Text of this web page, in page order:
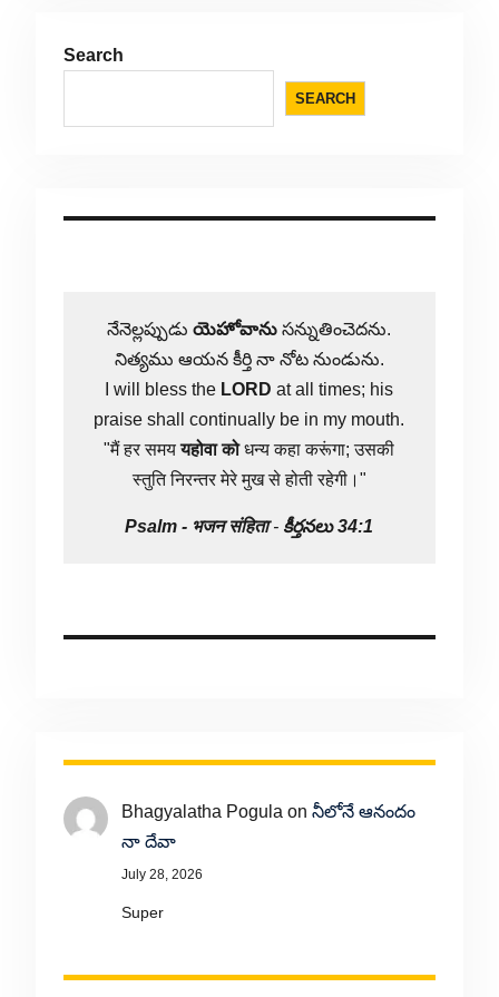
Search
SEARCH
నేనెల్లప్పుడుయెహోవాను సన్నుతించెదను.
నిత్యము ఆయన కీర్తి నా నోట నుండును.
I will bless the LORD at all times; his
praise shall continually be in my mouth.
"मैं हर समययहोवा कोधन्य कहा करूंगा; उसकी
स्तुति निरन्तर मेरे मुख से होती रहेगी।"
Psalm - भजन संहिता- కీర్తనలు 34:1
Bhagyalatha Pogula on నీలోనే ఆనందం
నా దేవా
July 28, 2026
Super